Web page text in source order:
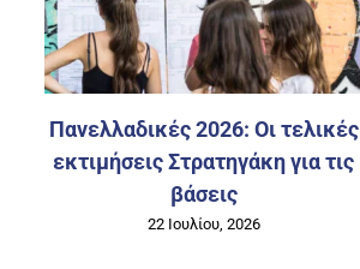
Πανελλαδικές 2026: Οι τελικές
εκτιμήσεις Στρατηγάκη για τις
βάσεις
22 Ιουλίου, 2026